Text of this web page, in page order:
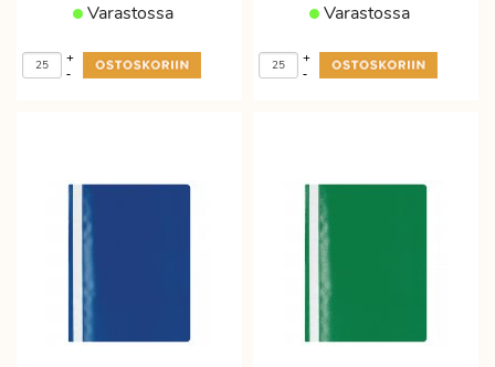
Varastossa
-
+
Varastossa
-
+